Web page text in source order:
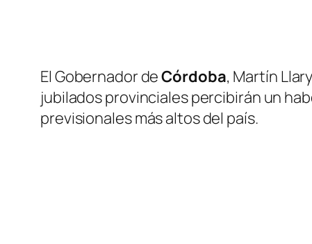
El Gobernador deCórdoba, Martín
jubilados provinciales percibirán un
previsionales más altos del país.